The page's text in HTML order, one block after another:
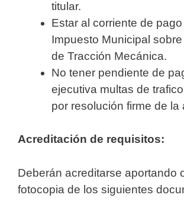
titular.
Estar al corriente de
Impuesto Municipal
de Tracción Mecánica.
No tener pendiente de
ejecutiva multas de
por resolución firme de la
Acreditación de requisitos:
Deberán acreditarse aportando
fotocopia de los siguientes